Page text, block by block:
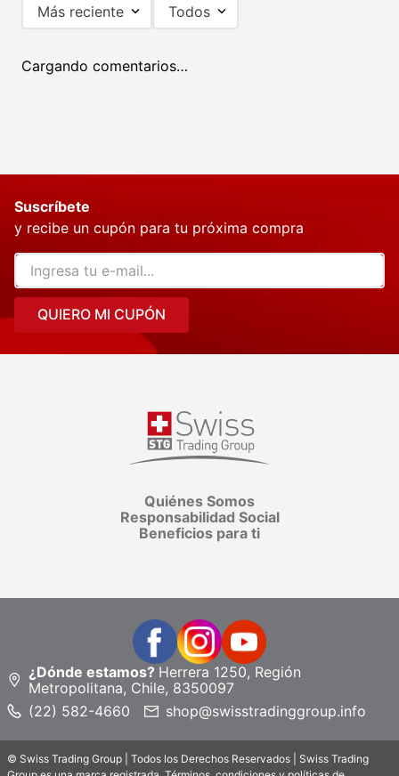
Más reciente Todos
Cargando comentarios…
Activa-t Rodillera de Compresión 2 Und. Alivia
Dolor Espalda y Piernas
Cargando comentarios…
$81.990
y recibe un cupón para tu próxima compra
QUIERO MI CUPÓN